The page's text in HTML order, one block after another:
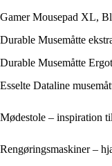
Gamer Mousepad XL,
Durable Musemåtte
Durable Musemåtte
Esselte Dataline
Mødestole – inspiration
Rengøringsmaskiner –